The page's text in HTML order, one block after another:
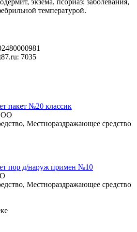
экзема, псориаз; заболевания,
температурой.
7035
пакет №20 классик
Местнораздражающее средство
пор д/наруж примен №10
Местнораздражающее средство